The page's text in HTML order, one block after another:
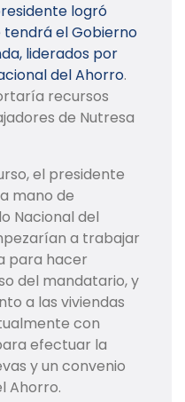
logró
el Gobierno
liderados por
del Ahorro.
recursos
de Nutresa
el presidente
mano de
Nacional del
a trabajar
para hacer
del mandatario, y
a las viviendas
con
efectuar la
y un convenio
Ahorro.